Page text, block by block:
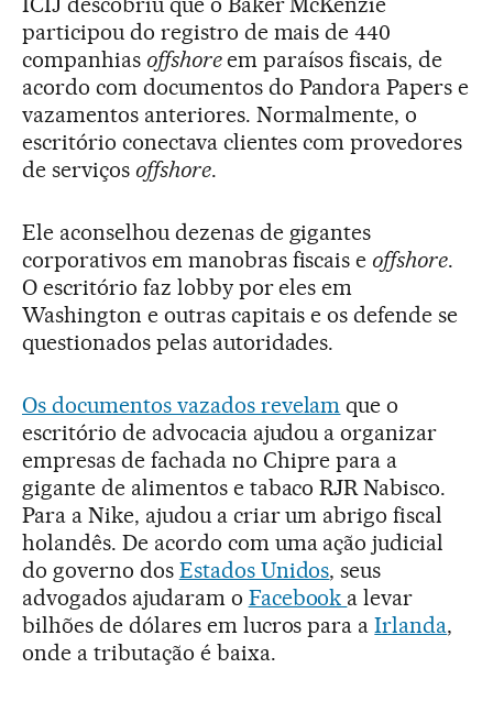
participou do registro de mais de 440
companhias offshoreem paraísos fiscais, de
acordo com documentos do Pandora Papers e
vazamentos anteriores. Normalmente, o
escritório conectava clientes com provedores
de serviços offshore.
Ele aconselhou dezenas de gigantes
corporativos em manobras fiscais e offshore.
O escritório faz lobby por eles em
Washington e outras capitais e os defende se
questionados pelas autoridades.
Os documentos vazados revelam que o
escritório de advocacia ajudou a organizar
empresas de fachada no Chipre para a
gigante de alimentos e tabaco RJR Nabisco.
Para a Nike, ajudou a criar um abrigo fiscal
holandês. De acordo com uma ação judicial
do governo dos Estados Unidos, seus
advogados ajudaram o Facebook a levar
bilhões de dólares em lucros para aIrlanda,
onde a tributação é baixa.